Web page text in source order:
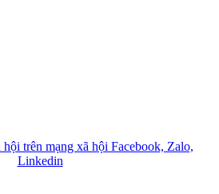
trên mạng xã hội Facebook, Zalo,
Linkedin